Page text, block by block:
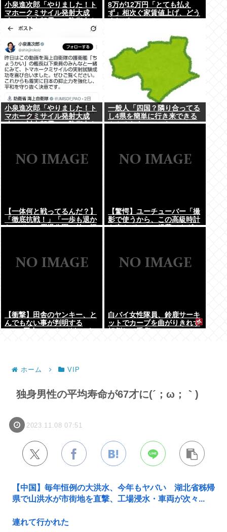
小泉進次郎「やりました！ト
マホークミサイル発射大成
強化してますw」
8万が12万円「とても払え
ず」相次ぐ家賃値上げ、どう
小泉進次郎「やりました！ト
マホークミサイル発射大成
功！！対中朝露への防衛力を
一般人「四国？隣り合ってる
し4県を簡単に行き来できる
んやろなあ」←これwww
【一体何と戦ってるんだ？】
「徹底抗戦！」「一歩も退か
ないぞ！」原爆公園の前の極
【驚愕】ユーチューバー「撮
影で使うから、この高級時計
も車もぜ～んぶ経費でタダ！
【衝撃】田舎のヤンキー、と
んでもない事が判明する
白バイ女性隊員、鈴鹿サーキ
ットでカーブを曲がりきれず
ホーム VIP
独身男性の平均寿命が67才に(´；ω；｀)
2023.11.08 07:51
【中国】毎年恒例の大洪水、今年もヤバい 湖北省秭帰
県で山洪水が市街地を直撃、工場浸水・車両が次々...
連れて行かれた